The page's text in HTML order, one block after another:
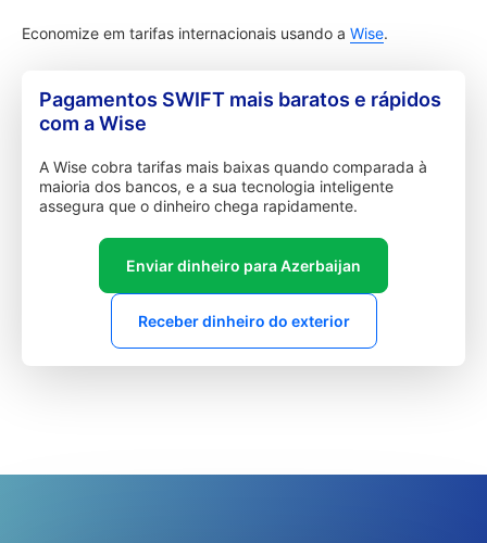
Economize em tarifas internacionais usando a Wise.
Pagamentos SWIFT mais baratos e rápidos
com a Wise
A Wise cobra tarifas mais baixas quando comparada à
maioria dos bancos, e a sua tecnologia inteligente
assegura que o dinheiro chega rapidamente.
Enviar dinheiro para Azerbaijan
Receber dinheiro do exterior